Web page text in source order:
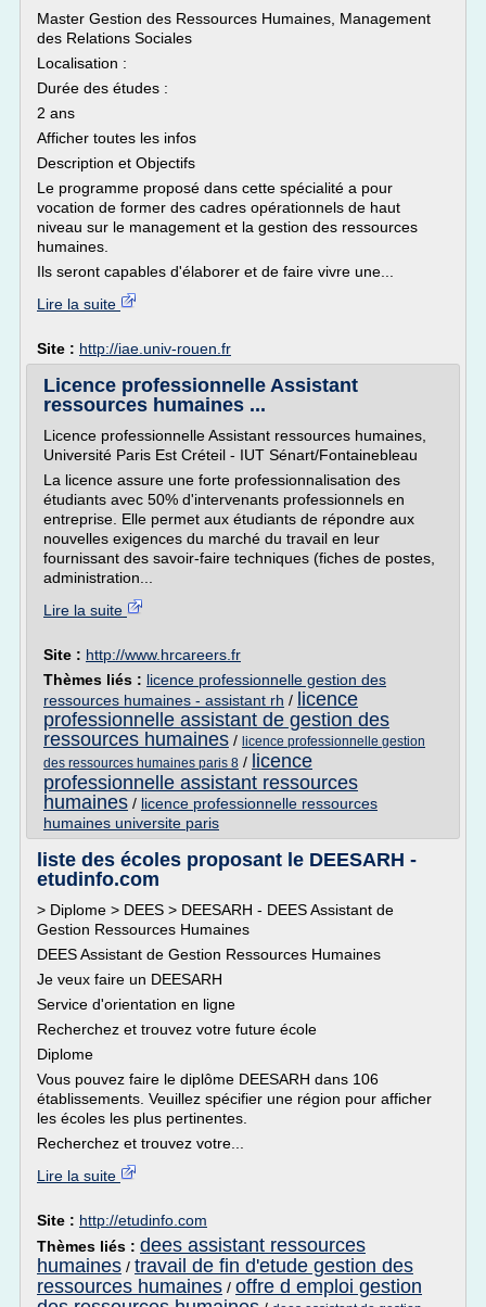
Master Gestion des Ressources Humaines, Management
des Relations Sociales
Localisation :
Durée des études :
2 ans
Afficher toutes les infos
Description et Objectifs
Le programme proposé dans cette spécialité a pour
vocation de former des cadres opérationnels de haut
niveau sur le management et la gestion des ressources
humaines.
Ils seront capables d'élaborer et de faire vivre une...
Lire la suite
Site : http://iae.univ-rouen.fr
Licence professionnelle Assistant
ressources humaines ...
Licence professionnelle Assistant ressources humaines,
Université Paris Est Créteil - IUT Sénart/Fontainebleau
La licence assure une forte professionnalisation des
étudiants avec 50% d'intervenants professionnels en
entreprise. Elle permet aux étudiants de répondre aux
nouvelles exigences du marché du travail en leur
fournissant des savoir-faire techniques (fiches de postes,
administration...
Lire la suite
Site : http://www.hrcareers.fr
Thèmes liés : licence professionnelle gestion des
ressources humaines - assistant rh / licence
professionnelle assistant de gestion des
ressources humaines / licence professionnelle gestion
des ressources humaines paris 8 / licence
professionnelle assistant ressources
humaines / licence professionnelle ressources
humaines universite paris
liste des écoles proposant le DEESARH -
etudinfo.com
> Diplome > DEES > DEESARH - DEES Assistant de
Gestion Ressources Humaines
DEES Assistant de Gestion Ressources Humaines
Je veux faire un DEESARH
Service d'orientation en ligne
Recherchez et trouvez votre future école
Diplome
Vous pouvez faire le diplôme DEESARH dans 106
établissements. Veuillez spécifier une région pour afficher
les écoles les plus pertinentes.
Recherchez et trouvez votre...
Lire la suite
Site : http://etudinfo.com
Thèmes liés : dees assistant ressources
humaines / travail de fin d'etude gestion des
ressources humaines / offre d emploi gestion